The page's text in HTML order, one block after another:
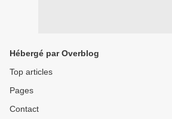
Hébergé par Overblog
Top articles
Pages
Contact